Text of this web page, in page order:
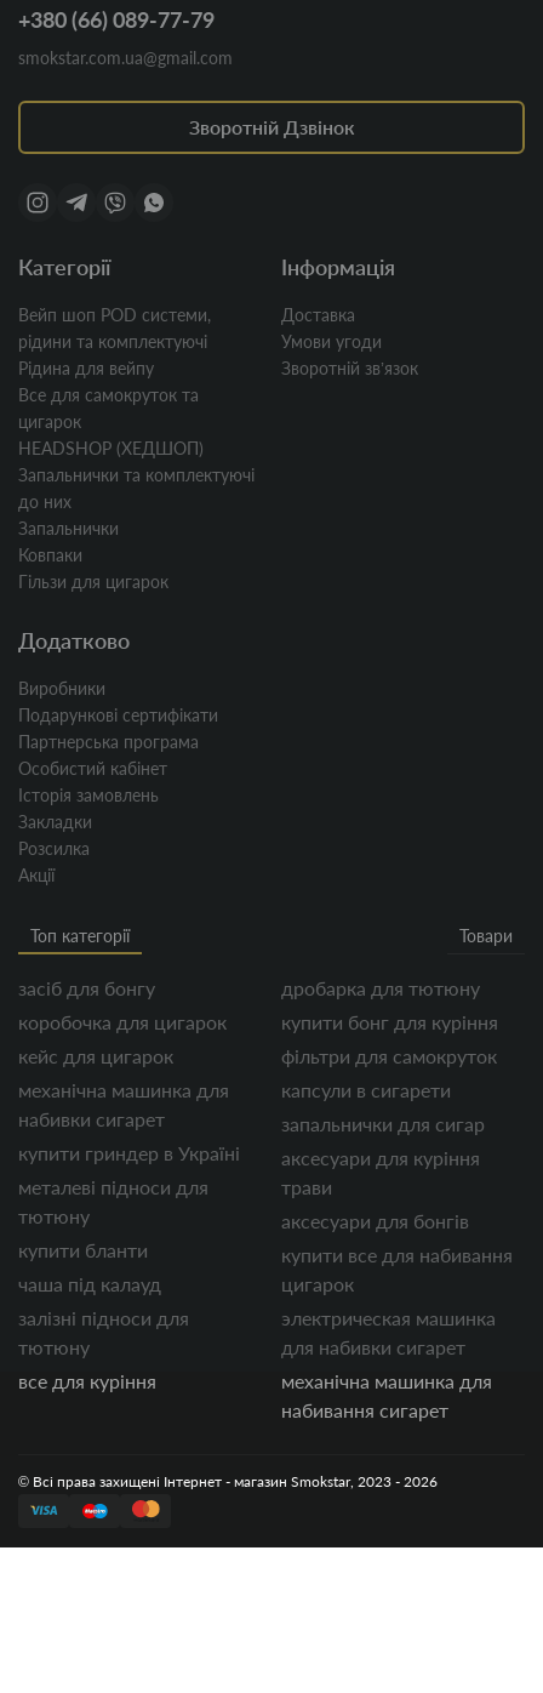
+380 (66) 089-77-79
smokstar.com.ua@gmail.com
Зворотній Дзвінок
Категорії
Вейп шоп POD системи,
рідини та комплектуючі
Рідина для вейпу
Все для самокруток та
цигарок
HEADSHOP (ХЕДШОП)
Запальнички та комплектуючі
до них
Запальнички
Ковпаки
Гільзи для цигарок
Інформація
Доставка
Умови угоди
Зворотній звʼязок
Додатково
Виробники
Подарункові сертифікати
Партнерська програма
Особистий кабінет
Історія замовлень
Закладки
Розсилка
Акції
Топ категорії Товари
засіб для бонгу
коробочка для цигарок
кейс для цигарок
механічна машинка для
набивки сигарет
купити гриндер в Україні
металеві підноси для
тютюну
купити бланти
чаша під калауд
залізні підноси для
тютюну
все для куріння
дробарка для тютюну
купити бонг для куріння
фільтри для самокруток
капсули в сигарети
запальнички для сигар
аксесуари для куріння
трави
аксесуари для бонгів
купити все для набивання
цигарок
электрическая машинка
для набивки сигарет
механічна машинка для
набивання сигарет
© Всі права захищені Інтернет - магазин Smokstar, 2023 - 2026